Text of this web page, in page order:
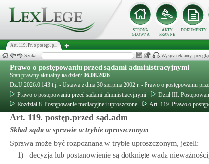
STRONA
GŁÓWNA
AKTY
PRAWNE
DOKUMENTY
Art. 119. Pr. o postęp. p...
Szukaj: Wyłącz reklamy,
Prawo o postępowaniu przed sądami administracyjnymi
Stan prawny aktualny na dzień: 06.08.2026
Dz.U.2026.0.143 t.j. - Ustawa z dnia 30 sierpnia 2002 r. - Prawo o postępowaniu
Prawo o postępowaniu przed sądami administracyjnymi
Dział III.
Rozdział 8. Postępowanie mediacyjne i uproszczone
Art. 119. Prawo o
Art. 119. postęp.przed sąd.adm
Skład sądu w sprawie w trybie uproszczonym
Sprawa może być rozpoznana w trybie uproszczonym, jeżeli:
1)
decyzja lub postanowienie są dotknięte wadą